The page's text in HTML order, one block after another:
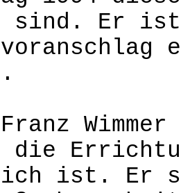
sind. Er
Franz
die
ist. Er